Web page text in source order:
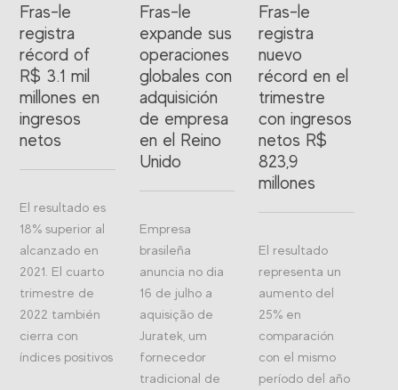
Fras-le
registra
récord of
R$ 3.1 mil
millones en
ingresos
netos
El resultado es
18% superior al
alcanzado en
2021. El cuarto
trimestre de
2022 también
cierra con
índices positivos
Fras-le
expande sus
operaciones
globales con
adquisición
de empresa
en el Reino
Unido
Empresa
brasileña
anuncia no dia
16 de julho a
aquisição de
Juratek, um
fornecedor
tradicional de
Fras-le
registra
nuevo
récord en el
trimestre
con ingresos
netos R$
823,9
millones
El resultado
representa un
aumento del
25% en
comparación
con el mismo
período del año